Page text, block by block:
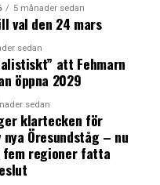
det så kallade
på investeringar
närmast
och Øresundsbro
från det svenska
att det är vinster från
av sträckan
I december
5 månader sedan
val den 24 mars
sedan
att Fehmarn
öppna 2029
sedan
klartecken för
Öresundståg – nu
fem regioner fatta